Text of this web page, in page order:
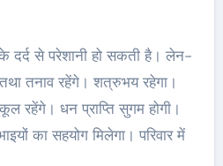
दर्द से परेशानी हो सकती है। लेन-
तनाव रहेंगे। शत्रुभय रहेगा।
रहेंगे। धन प्राप्ति सुगम होगी।
का सहयोग मिलेगा। परिवार में